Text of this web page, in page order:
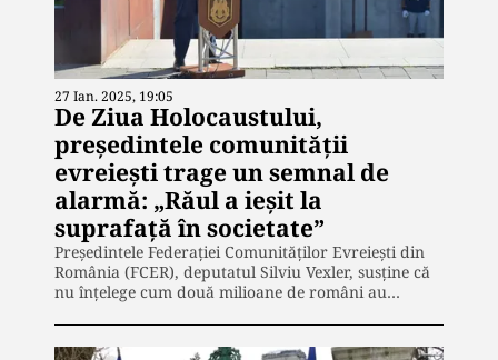
27 Ian. 2025, 19:05
De Ziua Holocaustului,
președintele comunității
evreiești trage un semnal de
alarmă: „Răul a ieșit la
suprafață în societate”
Preşedintele Federaţiei Comunităţilor Evreieşti din
România (FCER), deputatul Silviu Vexler, susține că
nu înțelege cum două milioane de români au…